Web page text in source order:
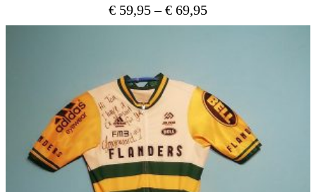
€ 59,95 – € 69,95Price
range:
variants.
The
options
may
be
chosen
on
product